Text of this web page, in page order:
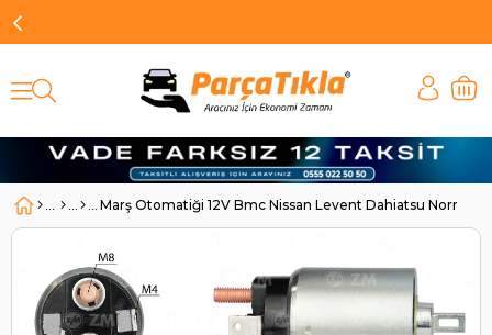
Marş Otomatiği 12V Bmc Nissan Levent Dahiatsu Norma